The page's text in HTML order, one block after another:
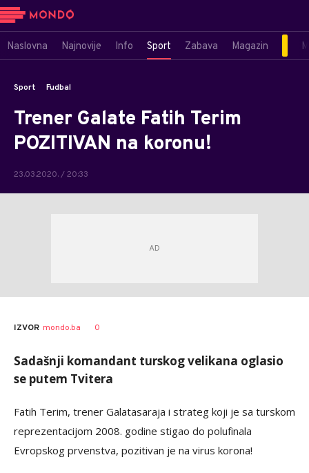
Naslovna Najnovije Info Sport Zabava Magazin
Sport Fudbal
Trener Galate Fatih Terim
POZITIVAN na koronu!
23.03.2020. / 20:33
IZVOR mondo.ba 0
Sadašnji komandant turskog velikana oglasio
se putem Tvitera
Fatih Terim, trener Galatasaraja i strateg koji je sa turskom
reprezentacijom 2008. godine stigao do polufinala
Evropskog prvenstva, pozitivan je na virus korona!